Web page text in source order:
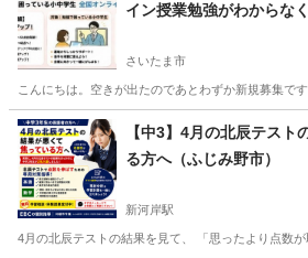
津田沼駅 塾 オンライン
イン授業勉強がわからな
さいたま市
こんにちは。空きが出たのであとわずか新規募集で
埼玉 さいたま市 家庭教師 算数
【中3】4月の北辰テスト
る方へ（ふじみ野市）
新河岸駅
4月の北辰テストの結果を見て、 「思ったより点数